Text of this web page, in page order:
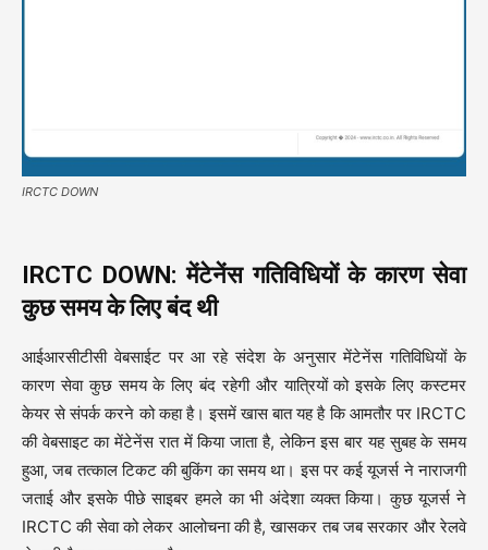
IRCTC DOWN
IRCTC DOWN: मेंटेनेंस गतिविधियों के कारण सेवा
कुछ समय के लिए बंद थी
आईआरसीटीसी वेबसाईट पर आ रहे संदेश के अनुसार मेंटेनेंस गतिविधियों के
कारण सेवा कुछ समय के लिए बंद रहेगी और यात्रियों को इसके लिए कस्टमर
केयर से संपर्क करने को कहा है। इसमें खास बात यह है कि आमतौर पर IRCTC
की वेबसाइट का मेंटेनेंस रात में किया जाता है, लेकिन इस बार यह सुबह के समय
हुआ, जब तत्काल टिकट की बुकिंग का समय था। इस पर कई यूजर्स ने नाराजगी
जताई और इसके पीछे साइबर हमले का भी अंदेशा व्यक्त किया। कुछ यूजर्स ने
IRCTC की सेवा को लेकर आलोचना की है, खासकर तब जब सरकार और रेलवे